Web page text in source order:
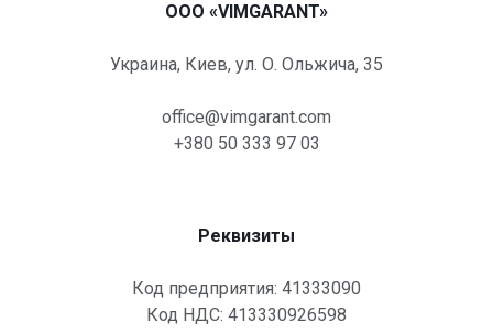
OOO «VIMGARANT»
Украина, Киев, ул. О. Ольжича, 35
office@vimgarant.com
+380 50 333 97 03
Реквизиты
Код предприятия: 41333090
Код НДС: 413330926598